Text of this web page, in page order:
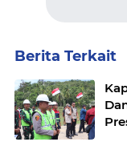
Berita Terkait